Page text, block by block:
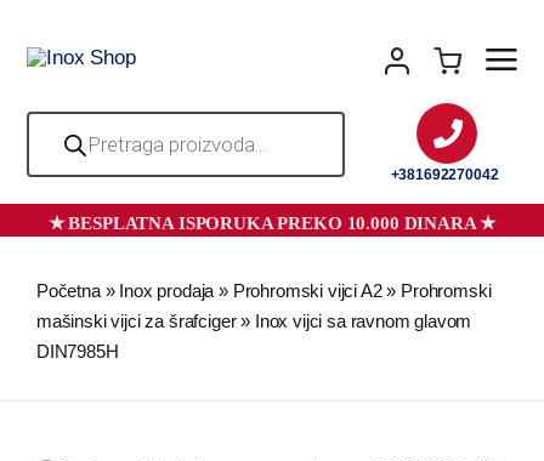
Products
search
+381692270042
Početna» Inox prodaja » Prohromski vijci A2» Prohromski
mašinski vijci za šrafciger» Inox vijci sa ravnom glavom
DIN7985H